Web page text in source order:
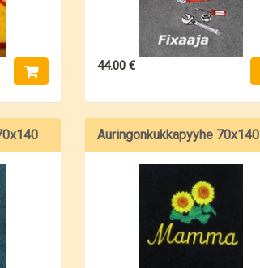
44.00 €
Auringonkukkapyyhe 70x140